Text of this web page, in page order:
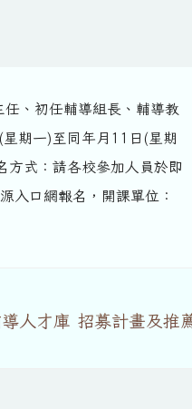
、初任輔導組長、輔導教
期一)至同年月11日(星期
式：請各校參加人員於即
入口網報名，開課單位：
人才庫 招募計畫及推